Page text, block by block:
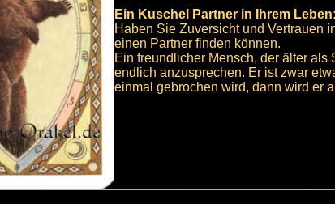
Ein Kuschel Partner in Ihrem Leben:
Haben Sie Zuversicht und Vertrauen
einen Partner finden können.
Ein freundlicher Mensch, der älter als
endlich anzusprechen. Er ist zwar
einmal gebrochen wird, dann wird er